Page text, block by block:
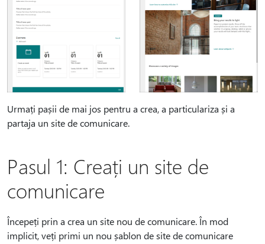
Urmați pașii de mai jos pentru a crea, a particulariza și a
partaja un site de comunicare.
Pasul 1: Creați un site de
comunicare
Începeți prin a crea un site nou de comunicare. În mod
implicit, veți primi un nou șablon de site de comunicare